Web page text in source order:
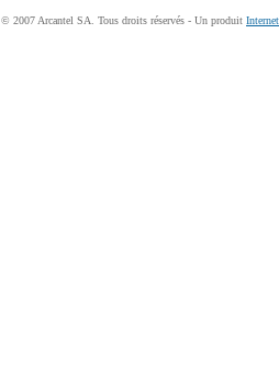
© 2007 Arcantel SA. Tous droits réservés - Un produit